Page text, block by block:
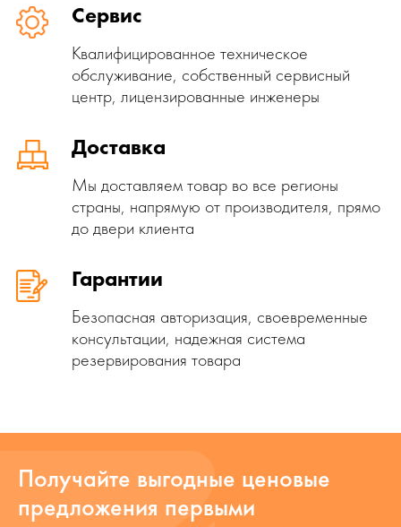
Сервис
Квалифицированное техническое
обслуживание, собственный сервисный
центр, лицензированные инженеры
Доставка
Мы доставляем товар во все регионы
страны, напрямую от производителя, прямо
до двери клиента
Гарантии
Безопасная авторизация, своевременные
консультации, надежная система
резервирования товара
Получайте выгодные ценовые
предложения первыми